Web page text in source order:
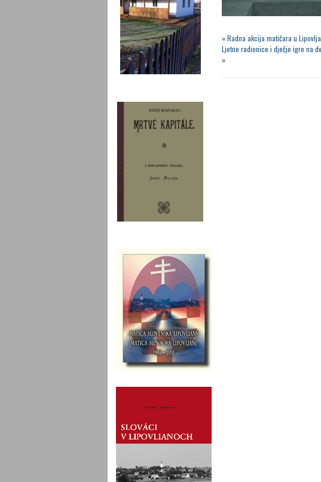
«Radna akcija matičara u
Ljetne radionice i dječje igre na
»